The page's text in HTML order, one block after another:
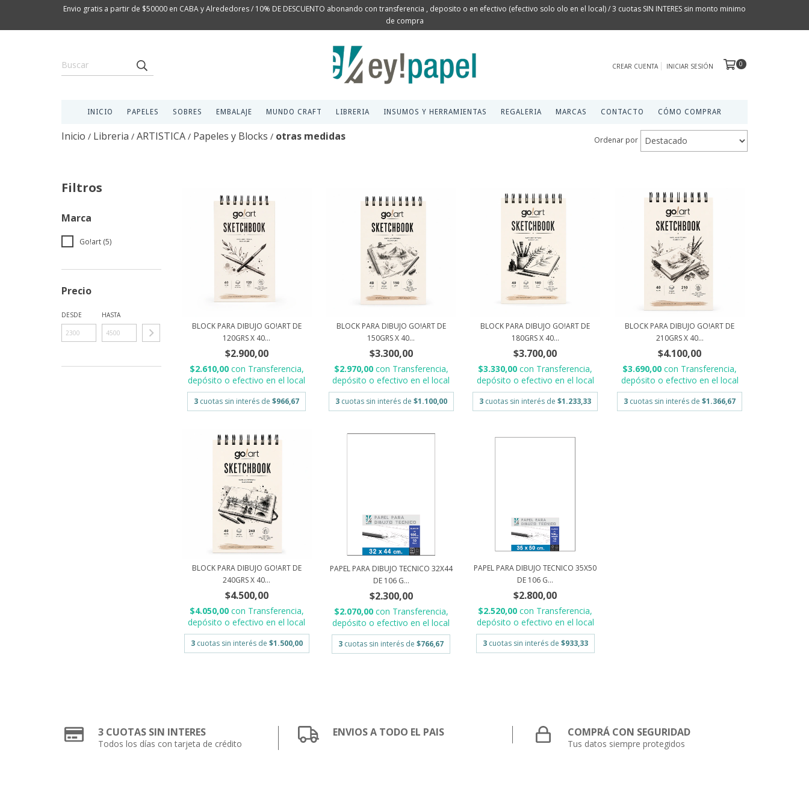
Envio gratis a partir de $50000 en CABA y Alrededores / 10% DE DESCUENTO abonando con transferencia , deposito o en efectivo (efectivo solo olo en el local) / 3 cuotas SIN INTERES sin monto minimo
de compra
CREAR CUENTA INICIAR SESIÓN 0
INICIO PAPELES SOBRES EMBALAJE MUNDO CRAFT LIBRERIA INSUMOS Y HERRAMIENTAS REGALERIA MARCAS CONTACTO CÓMO COMPRAR
Inicio / Libreria / ARTISTICA / Papeles y Blocks / otras medidas Ordenar por
Filtros
Marca
Go!art (5)
Precio
DESDE HASTA
BLOCK PARA DIBUJO GO!ART DE
120GRS X 40...
$2.900,00
$2.610,00 con Transferencia,
depósito o efectivo en el local
3 cuotas sin interés de$966,67
BLOCK PARA DIBUJO GO!ART DE
150GRS X 40...
$3.300,00
$2.970,00 con Transferencia,
depósito o efectivo en el local
3 cuotas sin interés de $1.100,00
BLOCK PARA DIBUJO GO!ART DE
180GRS X 40...
$3.700,00
$3.330,00con Transferencia,
depósito o efectivo en el local
3 cuotas sin interés de$1.233,33
BLOCK PARA DIBUJO GO!ART DE
210GRS X 40...
$4.100,00
$3.690,00con Transferencia,
depósito o efectivo en el local
3 cuotas sin interés de$1.366,67
BLOCK PARA DIBUJO GO!ART DE
240GRS X 40...
$4.500,00
$4.050,00 con Transferencia,
depósito o efectivo en el local
3 cuotas sin interés de $1.500,00
PAPEL PARA DIBUJO TECNICO 32X44
DE 106 G...
$2.300,00
$2.070,00 con Transferencia,
depósito o efectivo en el local
3 cuotas sin interés de$766,67
PAPEL PARA DIBUJO TECNICO 35X50
DE 106 G...
$2.800,00
$2.520,00con Transferencia,
depósito o efectivo en el local
3 cuotas sin interés de $933,33
3 CUOTAS SIN INTERES
Todos los días con tarjeta de crédito
ENVIOS A TODO EL PAIS COMPRÁ CON SEGURIDAD
Tus datos siempre protegidos